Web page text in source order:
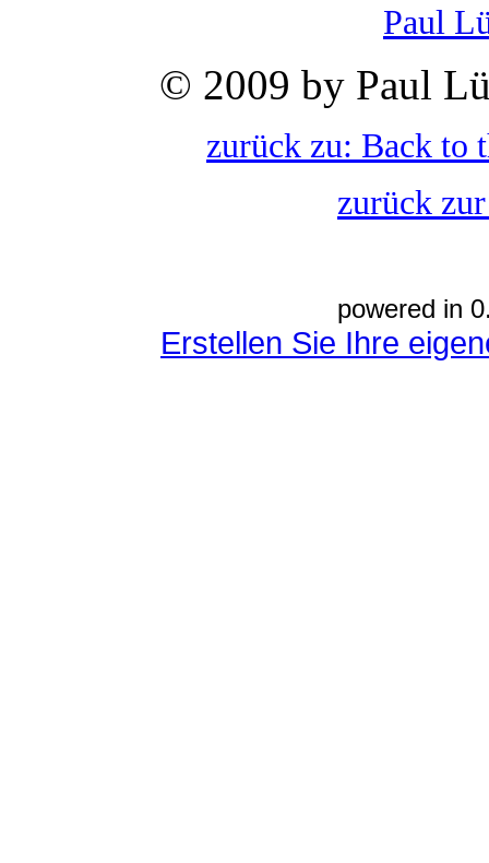
Paul
© 2009 by Paul
zurück zu: Back to
zurück
powered in
Erstellen Sie Ihre